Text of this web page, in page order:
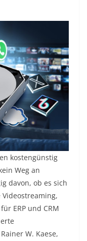
kostengünstig
Weg an
davon, ob es sich
ERP und CRM
W. Kaese,